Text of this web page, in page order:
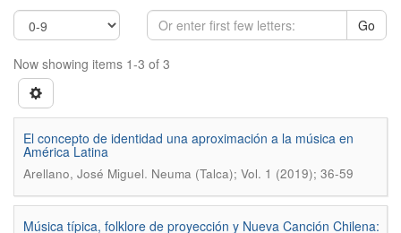
Go
Now showing items 1-3 of 3
El concepto de identidad una aproximación a la música en
América Latina
Arellano, José Miguel. Neuma (Talca); Vol. 1 (2019); 36-59
Música típica, folklore de proyección y Nueva Canción Chilena: